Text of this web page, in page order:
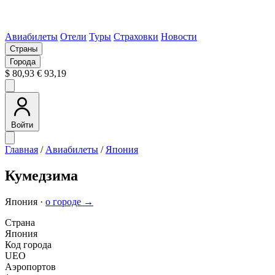
Авиабилеты Отели Туры Страховки Новости
Страны
Города
$ 80,93 € 93,19
Войти
Главная / Авиабилеты / Япония
Кумедзима
Япония · о городе →
Страна
Япония
Код города
UEO
Аэропортов